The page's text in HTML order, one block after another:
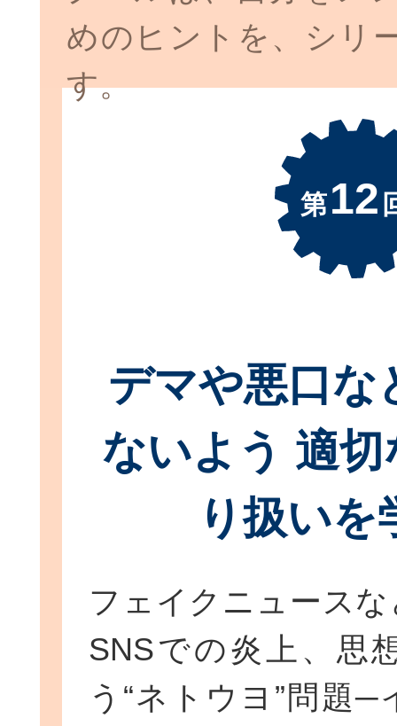
めのヒントを、シリ
す。
第12
デマや悪口な
ないよう 適
り扱いを
フェイクニュース
SNSでの炎上、思
う“ネトウヨ”問題